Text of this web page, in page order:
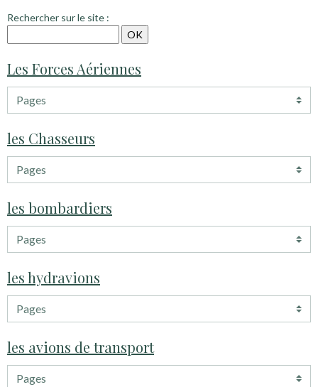
Rechercher sur le site :
Les Forces Aériennes
les Chasseurs
les bombardiers
les hydravions
les avions de transport